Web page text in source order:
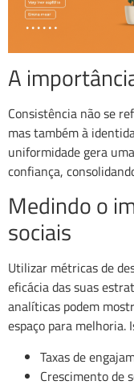
A
Consistência não se
mas também à
uniformidade gera
confiança,
Medindo o
sociais
Utilizar métricas de
eficácia das suas
analíticas podem
espaço para melhoria.
Taxas de
Crescimento de